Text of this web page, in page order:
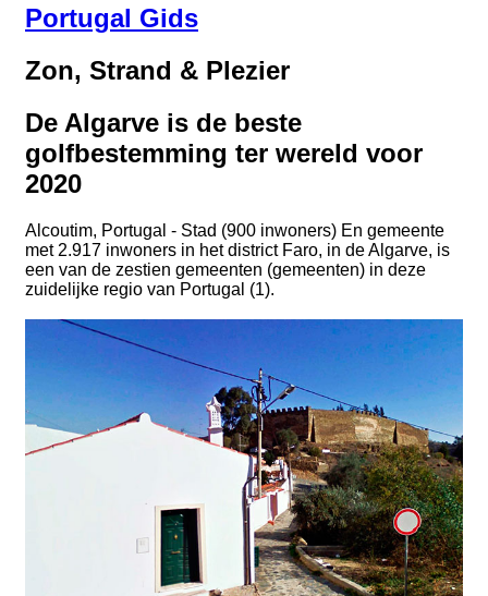
Portugal Gids
Zon, Strand & Plezier
De Algarve is de beste
golfbestemming ter wereld voor
2020
Alcoutim, Portugal - Stad (900 inwoners) En gemeente
met 2.917 inwoners in het district Faro, in de Algarve, is
een van de zestien gemeenten (gemeenten) in deze
zuidelijke regio van Portugal (1).